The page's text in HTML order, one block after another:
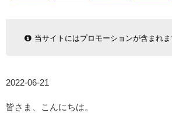
当サイトにはプロモーションが含まれま
2022-06-21
皆さま、こんにちは。